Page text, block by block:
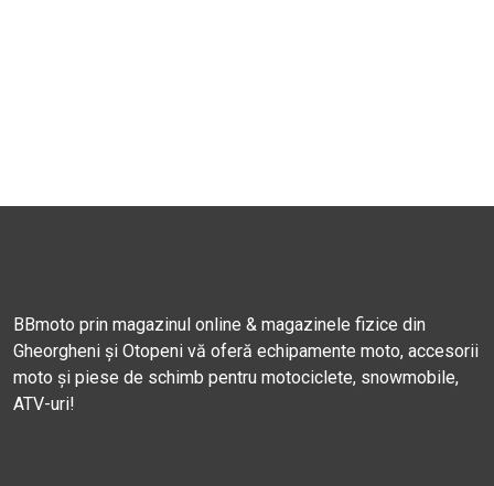
BBmoto prin magazinul online & magazinele fizice din
Gheorgheni și Otopeni vă oferă echipamente moto, accesorii
moto și piese de schimb pentru motociclete, snowmobile,
ATV-uri!